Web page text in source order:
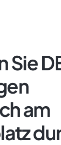
Sie
am